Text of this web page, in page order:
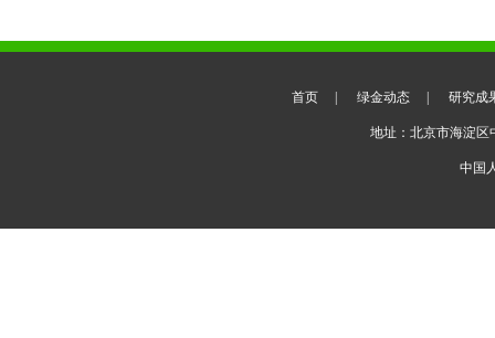
首页 |绿金动态 |研究成
地址：北京市海淀区
中国